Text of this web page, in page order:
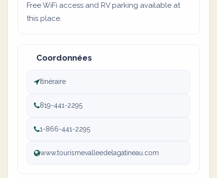
Free WiFi access and RV parking available at
this place.
Coordonnées
Itinéraire
819-441-2295
1-866-441-2295
www.tourismevalleedelagatineau.com